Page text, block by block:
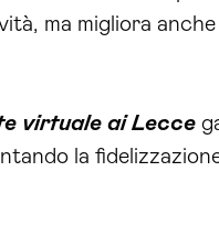
ma migliora
virtuale ai Lecce
la